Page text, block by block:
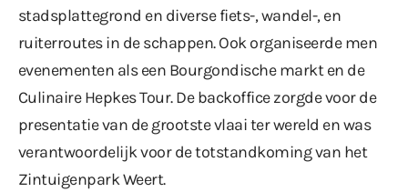
stadsplattegrond en diverse fiets-, wandel-, en
ruiterroutes in de schappen. Ook organiseerde men
evenementen als een Bourgondische markt en de
Culinaire Hepkes Tour. De backoffice zorgde voor de
presentatie van de grootste vlaai ter wereld en was
verantwoordelijk voor de totstandkoming van het
Zintuigenpark Weert.